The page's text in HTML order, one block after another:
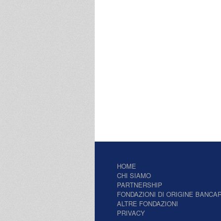
HOME
CHI SIAMO
PARTNERSHIP
FONDAZIONI DI ORIGINE
ALTRE FONDAZIONI
PRIVACY